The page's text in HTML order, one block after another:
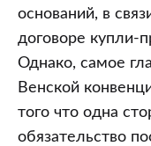
оснований, в
договоре купли-
Однако, самое
Венской
того что одна
обязательство